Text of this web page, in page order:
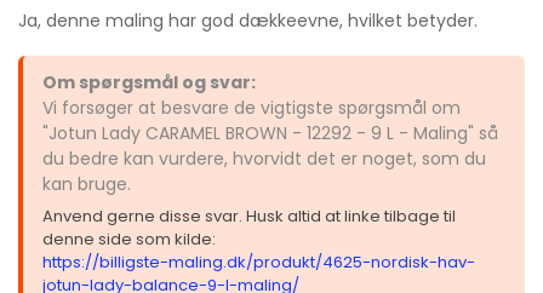
Ja, denne maling har god dækkeevne, hvilket betyder.
Om spørgsmål og svar:
Vi forsøger at besvare de vigtigste spørgsmål om
"Jotun Lady CARAMEL BROWN - 12292 - 9 L - Maling" så
du bedre kan vurdere, hvorvidt det er noget, som du
kan bruge.
Anvend gerne disse svar. Husk altid at linke tilbage til
denne side som kilde:
https://billigste-maling.dk/produkt/4625-nordisk-hav-
jotun-lady-balance-9-l-maling/